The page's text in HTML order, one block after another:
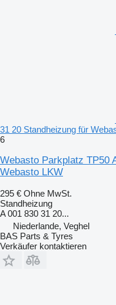
31 20 Standheizung für
6
Webasto Parkplatz TP50
Webasto LKW
295 € Ohne MwSt.
Standheizung
A 001 830 31 20...
Niederlande, Veghel
BAS Parts & Tyres
Verkäufer kontaktieren